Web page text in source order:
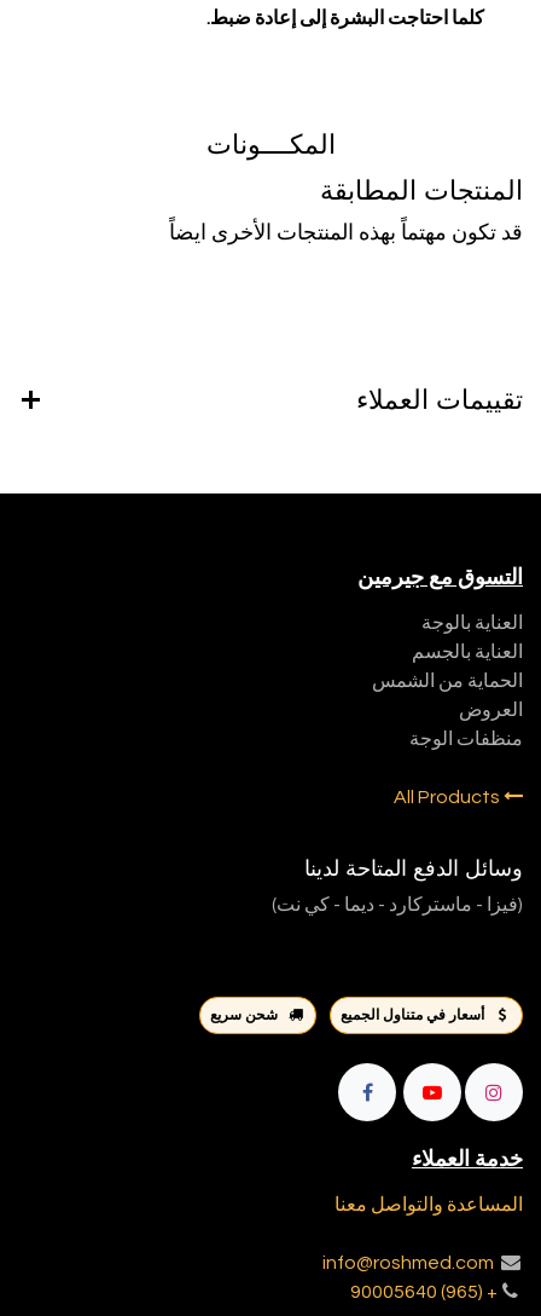
كلما احتاجت البشرة إلى إعادة ضبط.
المكــــونات
المنتجات المطابقة
قد تكون مهتماً بهذه المنتجات الأخرى ايضاً
تقييمات العملاء
التسوق مع جيرمين
العناية بالوجة
العناية بالجسم
الحماية من الشمس
العروض
منظفات الوجة
وسائل الدفع المتاحة لدينا
(فيزا - ماستركارد - ديما - كي نت)
أسعار في متناول الجميع شحن سريع
خدمة العملاء
المساعدة والتواصل معنا
info@roshmed.com
+ (965) 90005640